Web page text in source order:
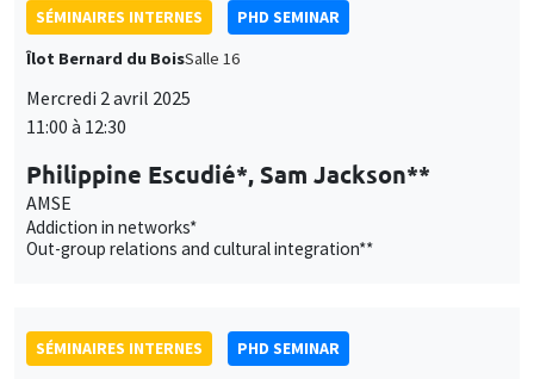
SÉMINAIRES INTERNES
PHD SEMINAR
Îlot Bernard du BoisSalle 16
Mercredi 2 avril 2025
11:00 à 12:30
Philippine Escudié*, Sam Jackson**
AMSE
Addiction in networks*
Out-group relations and cultural integration**
SÉMINAIRES INTERNES
PHD SEMINAR